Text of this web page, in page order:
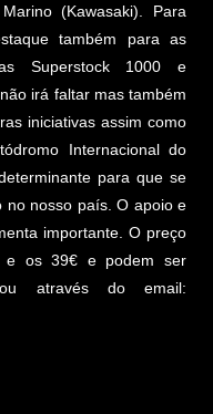
(Kawasaki). Para
também para as
Superstock 1000 e
irá faltar mas também
iniciativas assim como
Internacional do
para que se
no nosso país. O apoio e
importante. O preço
e os 39€ e podem ser
através do email: